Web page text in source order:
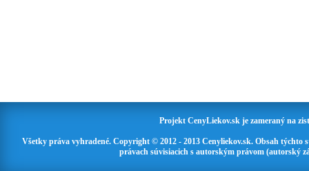
Projekt CenyLiekov.sk je zameraný na
Všetky práva vyhradené. Copyright © 2012 - 2013 Cenyliekov.sk. Obsah
právach súvisiacich s autorským právom (autorský